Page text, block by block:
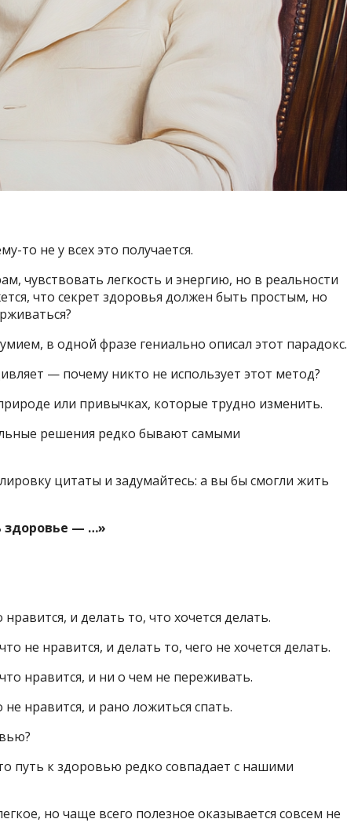
то не у всех это получается.
чувствовать легкость и энергию, но в реальности
что секрет здоровья должен быть простым, но
в одной фразе гениально описал этот парадокс.
— почему никто не использует этот метод?
или привычках, которые трудно изменить.
решения редко бывают самыми
цитаты и задумайтесь: а вы бы смогли жить
здоровье — …»
и делать то, что хочется делать.
не нравится, и делать то, чего не хочется делать.
нравится, и ни о чем не переживать.
нравится, и рано ложиться спать.
путь к здоровью редко совпадает с нашими
но чаще всего полезное оказывается совсем не